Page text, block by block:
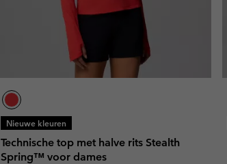
Nieuwe kleuren
Technische top met halve rits Stealth
Spring™ voor dames